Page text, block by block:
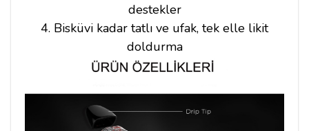
destekler
4. Bisküvi kadar tatlı ve ufak, tek elle likit
doldurma